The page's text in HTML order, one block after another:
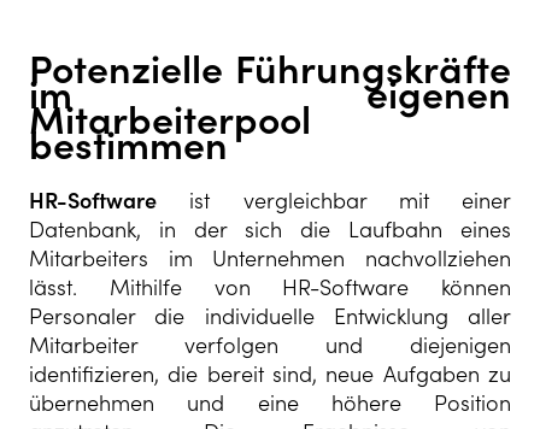
Potenzielle Führungskräfte
im eigenen
Mitarbeiterpool
bestimmen
HR-Software ist vergleichbar mit einer
Datenbank, in der sich die Laufbahn eines
Mitarbeiters im Unternehmen nachvollziehen
lässt. Mithilfe von HR-Software können
Personaler die individuelle Entwicklung aller
Mitarbeiter verfolgen und diejenigen
identifizieren, die bereit sind, neue Aufgaben zu
übernehmen und eine höhere Position